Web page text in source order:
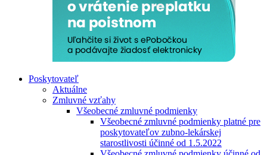
Poskytovateľ
Aktuálne
Zmluvné vzťahy
Všeobecné zmluvné podmienky
Všeobecné zmluvné podmienky platné pre
poskytovateľov zubno-lekárskej
starostlivosti účinné od 1.5.2022